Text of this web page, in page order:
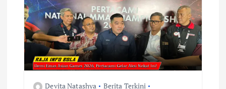
p
o
s
Devita Natashya
Berita Terkini